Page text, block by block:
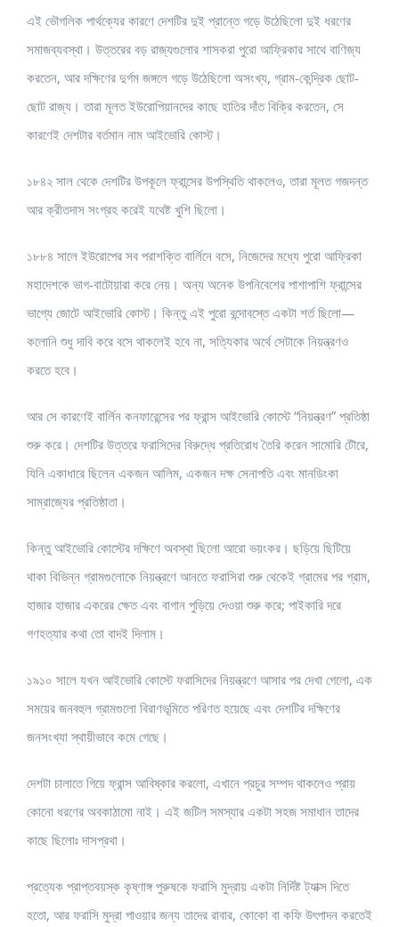
এই ভৌগলিক পার্থক্যের কারণে দেশটির দুই প্রান্তে গড়ে উঠেছিলো দুই ধরণের
সমাজব্যবস্থা। উত্তরের বড় রাজ্যগুলোর শাসকরা পুরো আফ্রিকার সাথে বাণিজ্য
করতেন, আর দক্ষিণের দুর্গম জঙ্গলে গড়ে উঠেছিলো অসংখ্য, গ্রাম-কেন্দ্রিক ছোট-
ছোট রাজ্য। তারা মূলত ইউরোপিয়ানদের কাছে হাতির দাঁত বিক্রি করতেন, সে
কারণেই দেশটার বর্তমান নাম আইভোরি কোস্ট।
১৮৪২ সাল থেকে দেশটির উপকূলে ফ্রান্সের উপস্থিতি থাকলেও, তারা মূলত গজদন্ত
আর ক্রীতদাস সংগ্রহ করেই যথেষ্ট খুশি ছিলো।
১৮৮৪ সালে ইউরোপের সব পরাশক্তি বার্লিনে বসে, নিজেদের মধ্যে পুরো আফ্রিকা
মহাদেশকে ভাগ-বাটোয়ারা করে নেয়। অন্য অনেক উপনিবেশের পাশাপাশি ফ্রান্সের
ভাগ্যে জোটে আইভোরি কোস্ট। কিন্তু এই পুরো বন্দোবস্তে একটা শর্ত ছিলো—
কলোনি শুধু দাবি করে বসে থাকলেই হবে না, সত্যিকার অর্থে সেটাকে নিয়ন্ত্রণও
করতে হবে।
আর সে কারণেই বার্লিন কনফারেন্সের পর ফ্রান্স আইভোরি কোস্টে “নিয়ন্ত্রণ” প্রতিষ্ঠা
শুরু করে। দেশটির উত্তরে ফরাসিদের বিরুদ্ধে প্রতিরোধ তৈরি করেন সামোরি টৌরে,
যিনি একাধারে ছিলেন একজন আলিম, একজন দক্ষ সেনাপতি এবং মানডিংকা
সাম্রাজ্যের প্রতিষ্ঠাতা।
কিন্তু আইভোরি কোস্টের দক্ষিণে অবস্থা ছিলো আরো ভয়ংকর। ছড়িয়ে ছিটিয়ে
থাকা বিভিন্ন গ্রামগুলোকে নিয়ন্ত্রণে আনতে ফরাসিরা শুরু থেকেই গ্রামের পর গ্রাম,
হাজার হাজার একরের ক্ষেত এবং বাগান পুড়িয়ে দেওয়া শুরু করে; পাইকারি দরে
গণহত্যার কথা তো বাদই দিলাম।
১৯১০ সালে যখন আইভোরি কোস্টে ফরাসিদের নিয়ন্ত্রণে আসার পর দেখা গেলো, এক
সময়ের জনবহুল গ্রামগুলো বিরাণভূমিতে পরিণত হয়েছে এবং দেশটির দক্ষিণের
জনসংখ্যা স্থায়ীভাবে কমে গেছে।
দেশটা চালাতে গিয়ে ফ্রান্স আবিষ্কার করলো, এখানে প্রচুর সম্পদ থাকলেও প্রায়
কোনো ধরণের অবকাঠামো নাই। এই জটিল সমস্যার একটা সহজ সমাধান তাদের
কাছে ছিলোঃ দাসপ্রথা।
প্রত্যেক প্রাপ্তবয়স্ক কৃষ্ণাঙ্গ পুরুষকে ফরাসি মুদ্রায় একটা নির্দিষ্ট ট্যাক্স দিতে
হতো, আর ফরাসি মুদ্রা পাওয়ার জন্য তাদের রাবার, কোকো বা কফি উৎপাদন করতেই